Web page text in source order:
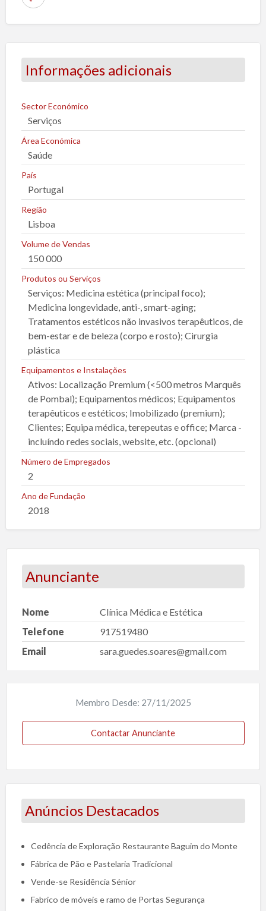
t
r
u
m
p
r
o
b
l
e
m
a
Informações adicionais
Sector Económico
Serviços
Área Económica
Saúde
País
Portugal
Região
Lisboa
Volume de Vendas
150 000
Produtos ou Serviços
Serviços: Medicina estética (principal foco);
Medicina longevidade, anti-, smart-aging;
Tratamentos estéticos não invasivos terapêuticos, de
bem-estar e de beleza (corpo e rosto); Cirurgia
plástica
Equipamentos e Instalações
Ativos: Localização Premium (<500 metros Marquês
de Pombal); Equipamentos médicos; Equipamentos
terapêuticos e estéticos; Imobilizado (premium);
Clientes; Equipa médica, terepeutas e office; Marca -
incluíndo redes sociais, website, etc. (opcional)
Número de Empregados
2
Ano de Fundação
2018
Anunciante
Nome
Clínica Médica e Estética
Telefone
917519480
Email
sara.guedes.soares@gmail.com
Membro Desde: 27/11/2025
Contactar Anunciante
Anúncios Destacados
Cedência de Exploração Restaurante Baguim do Monte
Fábrica de Pão e Pastelaria Tradicional
Vende-se Residência Sénior
Fabrico de móveis e ramo de Portas Segurança